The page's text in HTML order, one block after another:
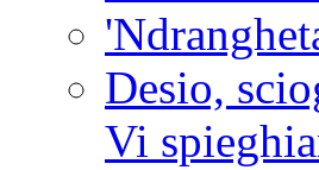
Desio,
Vi